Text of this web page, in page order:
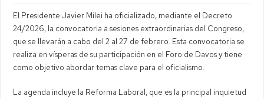
El Presidente Javier Milei ha oficializado, mediante el Decreto
24/2026, la convocatoria a sesiones extraordinarias del Congreso,
que se llevarán a cabo del 2 al 27 de febrero. Esta convocatoria se
realiza en vísperas de su participación en el Foro de Davos y tiene
como objetivo abordar temas clave para el oficialismo.
La agenda incluye la Reforma Laboral, que es la principal inquietud